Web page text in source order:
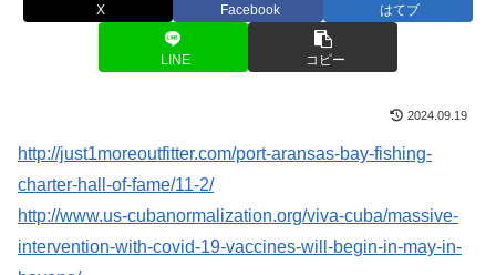
X Facebook はてブ
LINE コピー
2024.09.19
http://just1moreoutfitter.com/port-aransas-bay-fishing-
charter-hall-of-fame/11-2/
http://www.us-cubanormalization.org/viva-cuba/massive-
intervention-with-covid-19-vaccines-will-begin-in-may-in-